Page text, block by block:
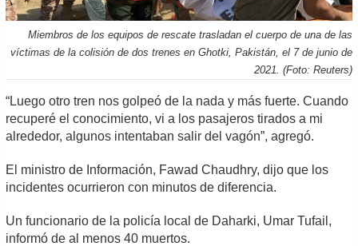
Miembros de los equipos de rescate trasladan el cuerpo de una de las
víctimas de la colisión de dos trenes en Ghotki, Pakistán, el 7 de junio de
2021. (Foto: Reuters)
“Luego otro tren nos golpeó de la nada y más fuerte. Cuando
recuperé el conocimiento, vi a los pasajeros tirados a mi
alrededor, algunos intentaban salir del vagón”, agregó.
El ministro de Información, Fawad Chaudhry, dijo que los
incidentes ocurrieron con minutos de diferencia.
Un funcionario de la policía local de Daharki, Umar Tufail,
informó de al menos 40 muertos.